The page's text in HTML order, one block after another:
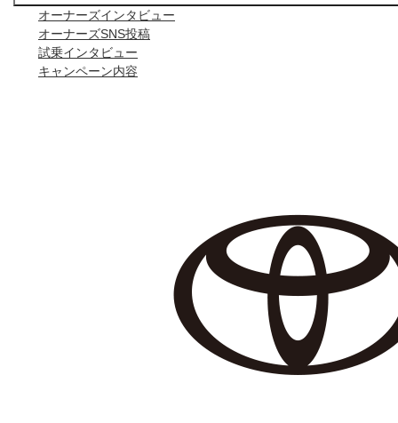
オーナーズインタビュー
オーナーズSNS投稿
試乗インタビュー
キャンペーン内容